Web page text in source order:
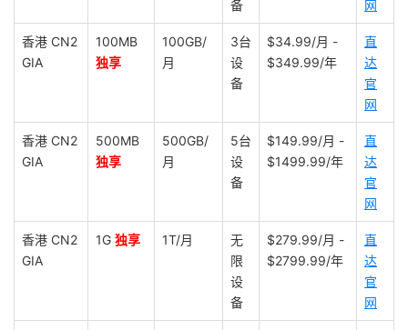
备
网
香港 CN2
GIA
100MB
独享
100GB/
月
3台
设
备
$34.99/月 -
$349.99/年
直
达
官
网
香港 CN2
GIA
500MB
独享
500GB/
月
5台
设
备
$149.99/月 -
$1499.99/年
直
达
官
网
香港 CN2
GIA
1G 独享 1T/月
无
限
设
备
$279.99/月 -
$2799.99/年
直
达
官
网